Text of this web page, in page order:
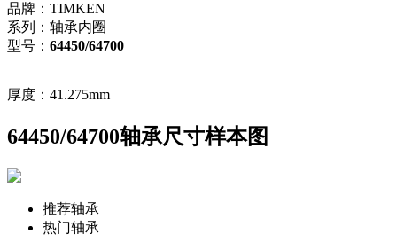
品牌：TIMKEN
系列：轴承内圈
型号： 64450/64700
厚度：41.275mm
64450/64700轴承尺寸样本图
推荐轴承
热门轴承